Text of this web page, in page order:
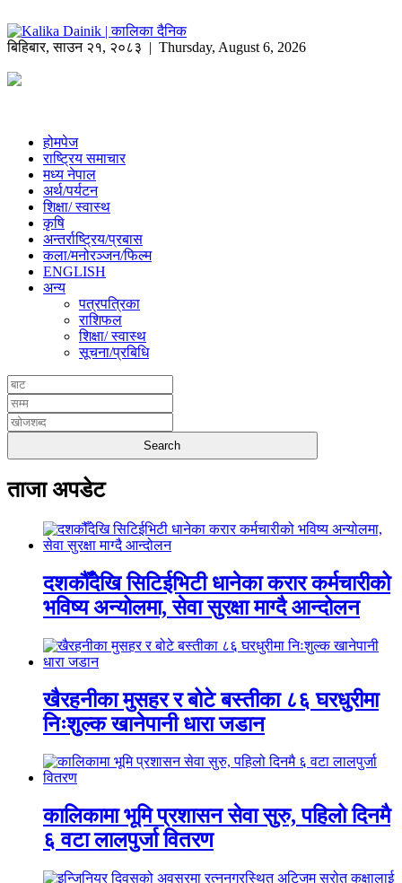
बिहिबार,साउन २१, २०८३ | Thursday, August 6, 2026
होमपेज
राष्ट्रिय समाचार
मध्य नेपाल
अर्थ/पर्यटन
शिक्षा/ स्वास्थ
कृषि
अन्तर्राष्ट्रिय/प्रबास
कला/मनोरञ्जन/फिल्म
ENGLISH
अन्य
पत्रपत्रिका
राशिफल
शिक्षा/ स्वास्थ
सूचना/प्रबिधि
ताजा अपडेट
दशकौँदेखि सिटिईभिटी धानेका करार कर्मचारीको
भविष्य अन्योलमा, सेवा सुरक्षा माग्दै आन्दोलन
खैरहनीका मुसहर र बोटे बस्तीका ८६ घरधुरीमा
निःशुल्क खानेपानी धारा जडान
कालिकामा भूमि प्रशासन सेवा सुरु, पहिलो दिनमै
६ वटा लालपुर्जा वितरण